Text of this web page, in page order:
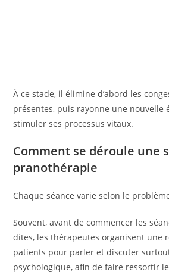
À ce stade, il élimine d’abord les
présentes, puis rayonne une nouvelle
stimuler ses processus vitaux.
Comment se déroule une
pranothérapie
Chaque séance varie selon le
Souvent, avant de commencer les
dites, les thérapeutes organisent une
patients pour parler et discuter
psychologique, afin de faire ressortir